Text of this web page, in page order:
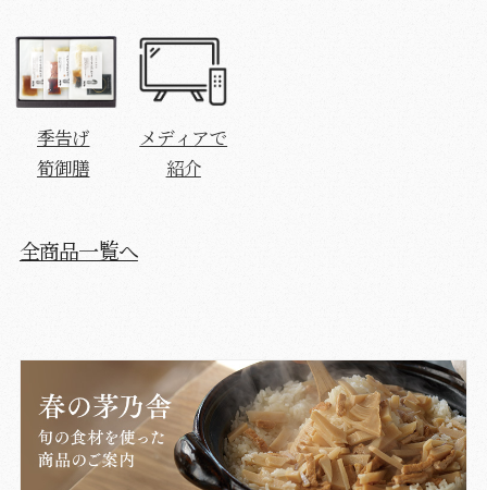
季告げ
筍御膳
メディアで
紹介
全商品一覧へ